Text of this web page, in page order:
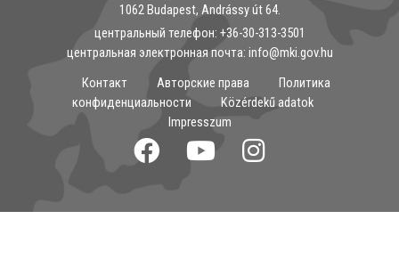
1062 Budapest, Andrássy út 64.
центральный телефон: ‭+36-30-313-3501
центральная электронная почта: info@mki.gov.hu
Контакт
Авторские права
Политика
конфиденциальности
Közérdekű adatok
Impresszum